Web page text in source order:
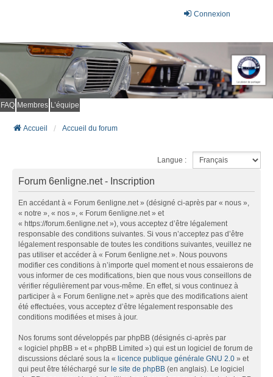
Connexion
FAQ Membres L’équipe
Accueil Accueil du forum
Langue :
Forum 6enligne.net - Inscription
En accédant à « Forum 6enligne.net » (désigné ci-après par « nous »,
« notre », « nos », « Forum 6enligne.net » et
« https://forum.6enligne.net »), vous acceptez d’être légalement
responsable des conditions suivantes. Si vous n’acceptez pas d’être
légalement responsable de toutes les conditions suivantes, veuillez ne
pas utiliser et accéder à « Forum 6enligne.net ». Nous pouvons
modifier ces conditions à n’importe quel moment et nous essaierons de
vous informer de ces modifications, bien que nous vous conseillons de
vérifier régulièrement par vous-même. En effet, si vous continuez à
participer à « Forum 6enligne.net » après que des modifications aient
été effectuées, vous acceptez d’être légalement responsable des
conditions modifiées et mises à jour.
Nos forums sont développés par phpBB (désignés ci-après par
« logiciel phpBB » et « phpBB Limited ») qui est un logiciel de forum de
discussions déclaré sous la « licence publique générale GNU 2.0 » et
qui peut être téléchargé sur le site de phpBB (en anglais). Le logiciel